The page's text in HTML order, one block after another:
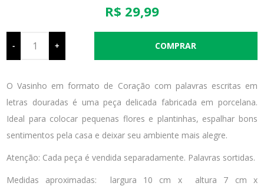
R$ 29,99
- +
O Vasinho em formato de Coração com palavras escritas em
letras douradas é uma peça delicada fabricada em porcelana.
Ideal para colocar pequenas flores e plantinhas, espalhar bons
sentimentos pela casa e deixar seu ambiente mais alegre.
Atenção: Cada peça é vendida separadamente. Palavras sortidas.
Medidas aproximadas: largura 10 cm x altura 7 cm x